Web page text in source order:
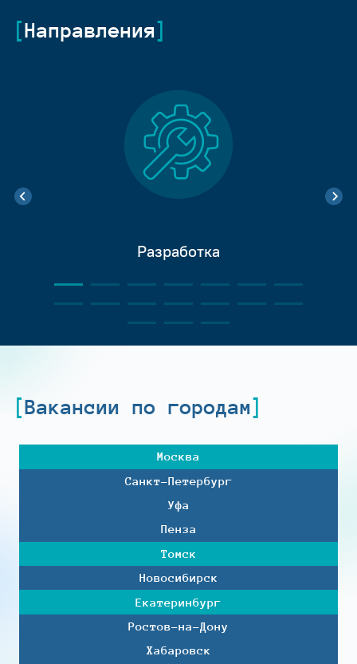
Направления
Разработка
Вакансии по городам
Москва
Санкт-Петербург
Уфа
Пенза
Томск
Новосибирск
Екатеринбург
Ростов-на-Дону
Хабаровск